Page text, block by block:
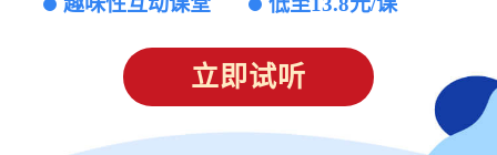
立即试听